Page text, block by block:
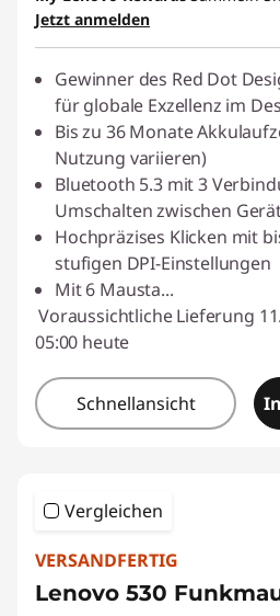
Jetzt anmelden
Gewinner des Red Dot
für globale Exzellenz im
Bis zu 36 Monate
Nutzung variieren)
Bluetooth 5.3 mit 3
Umschalten zwischen
Hochpräzises Klicken mit
stufigen DPI-Einstellungen
Mit 6 Mausta...
Voraussichtliche Lieferung
05:00 heute
Schnellansicht
Vergleichen
VERSANDFERTIG
Lenovo 530